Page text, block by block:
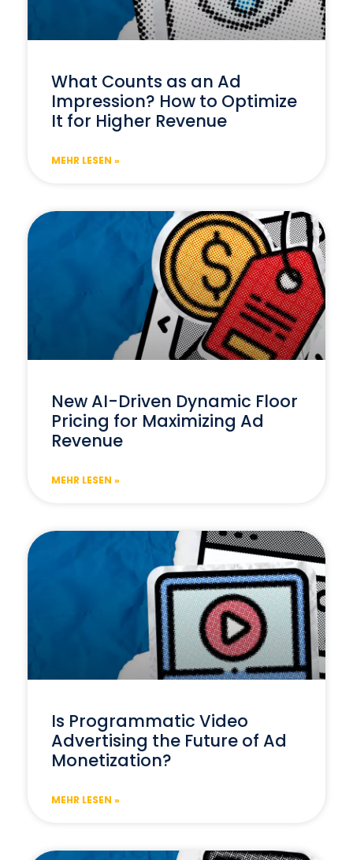
What Counts as an Ad
Impression? How to Optimize
It for Higher Revenue
MEHR LESEN »
New AI-Driven Dynamic Floor
Pricing for Maximizing Ad
Revenue
MEHR LESEN »
Is Programmatic Video
Advertising the Future of Ad
Monetization?
MEHR LESEN »